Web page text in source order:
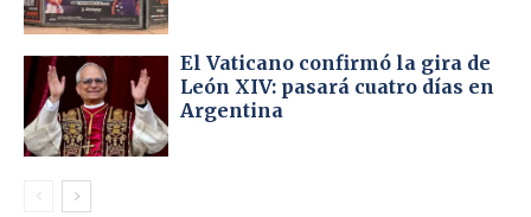
El Vaticano confirmó la gira de
León XIV: pasará cuatro días en
Argentina